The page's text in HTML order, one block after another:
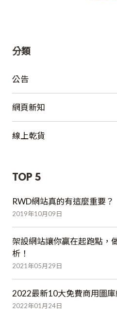
分類
公告
網頁新知
線上乾貨
TOP 5
RWD網站真的有這麼重要？
2019年10月09日
架設網站讓你贏在起跑點，
析！
2021年05月29日
2022最新10大免費商用圖
2022年01月24日